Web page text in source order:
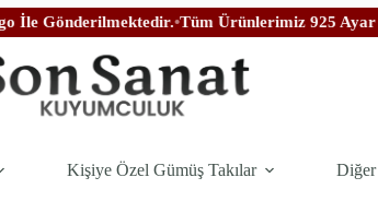
•Tüm Ürünlerimiz 925 Ayar Gümüşten
Kişiye Özel Gümüş Takılar